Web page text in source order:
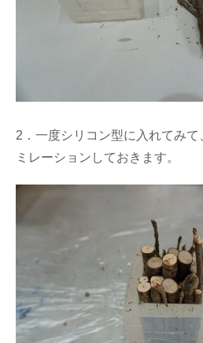
2．一度シリコン型に入れてみて
ミレーションしておきます。